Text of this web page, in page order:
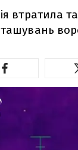
втратила